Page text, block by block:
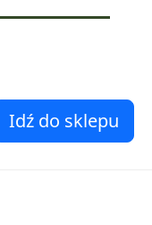
Idź do sklepu